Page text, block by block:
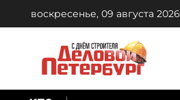
воскресенье, 09 августа 2026